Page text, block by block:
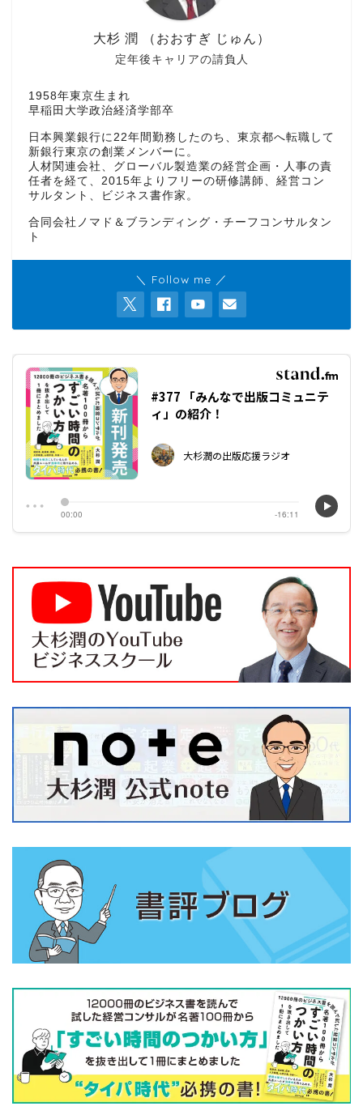
定年後キャリアの請負人
大杉 潤 （おおすぎ じゅん）
1958年東京生まれ
早稲田大学政治経済学部卒
日本興業銀行に22年間勤務したのち、東京都へ転職して
新銀行東京の創業メンバーに。
人材関連会社、グローバル製造業の経営企画・人事の責
任者を経て、2015年よりフリーの研修講師、経営コン
サルタント、ビジネス書作家。
合同会社ノマド＆ブランディング・チーフコンサルタン
ト
＼ Follow me ／